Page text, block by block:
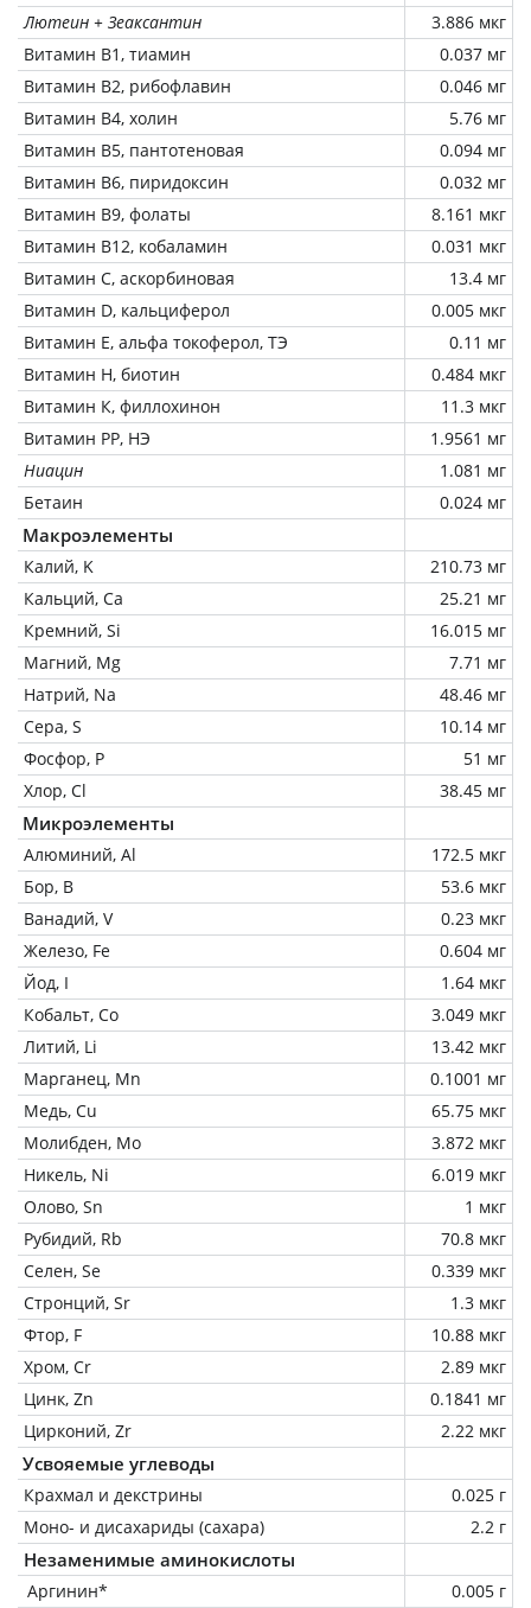
Лютеин + Зеаксантин
3.886 мкг
Витамин В1, тиамин
0.037 мг
Витамин В2, рибофлавин
0.046 мг
Витамин В4, холин
5.76 мг
Витамин В5, пантотеновая
0.094 мг
Витамин В6, пиридоксин
0.032 мг
Витамин В9, фолаты
8.161 мкг
Витамин В12, кобаламин
0.031 мкг
Витамин C, аскорбиновая
13.4 мг
Витамин D, кальциферол
0.005 мкг
Витамин Е, альфа токоферол, ТЭ
0.11 мг
Витамин Н, биотин
0.484 мкг
Витамин К, филлохинон
11.3 мкг
Витамин РР, НЭ
1.9561 мг
Ниацин
1.081 мг
Бетаин
0.024 мг
Макроэлементы
Калий, K
210.73 мг
Кальций, Ca
25.21 мг
Кремний, Si
16.015 мг
Магний, Mg
7.71 мг
Натрий, Na
48.46 мг
Сера, S
10.14 мг
Фосфор, P
51 мг
Хлор, Cl
38.45 мг
Микроэлементы
Алюминий, Al
172.5 мкг
Бор, B
53.6 мкг
Ванадий, V
0.23 мкг
Железо, Fe
0.604 мг
Йод, I
1.64 мкг
Кобальт, Co
3.049 мкг
Литий, Li
13.42 мкг
Марганец, Mn
0.1001 мг
Медь, Cu
65.75 мкг
Молибден, Mo
3.872 мкг
Никель, Ni
6.019 мкг
Олово, Sn
1 мкг
Рубидий, Rb
70.8 мкг
Селен, Se
0.339 мкг
Стронций, Sr
1.3 мкг
Фтор, F
10.88 мкг
Хром, Cr
2.89 мкг
Цинк, Zn
0.1841 мг
Цирконий, Zr
2.22 мкг
Усвояемые углеводы
Крахмал и декстрины
0.025 г
Моно- и дисахариды (сахара)
2.2 г
Незаменимые аминокислоты
Аргинин*
0.005 г